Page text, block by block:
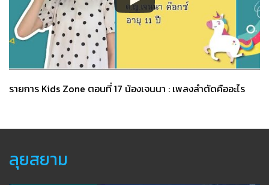
รายการ Kids Zone ตอนที่ 17 น้องเจนนา : เพลงลำตัดคืออะไร
ลุยสยาม